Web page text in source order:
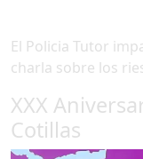
El Policia Tutor
charla sobre los
XXX
Cotillas